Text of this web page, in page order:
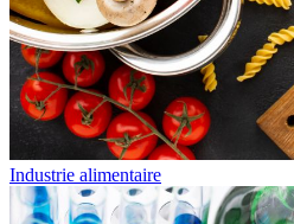
Industrie alimentaire